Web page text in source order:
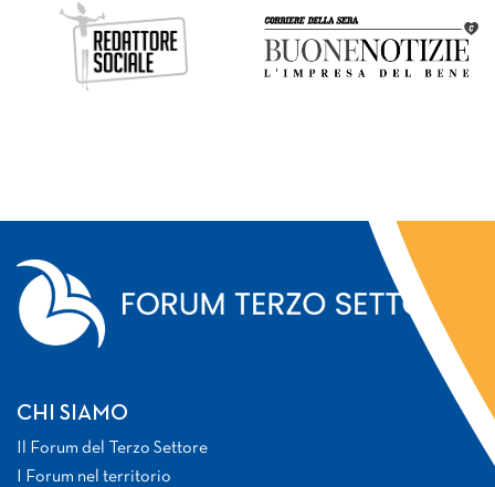
CHI SIAMO
Il Forum del Terzo Settore
I Forum nel territorio